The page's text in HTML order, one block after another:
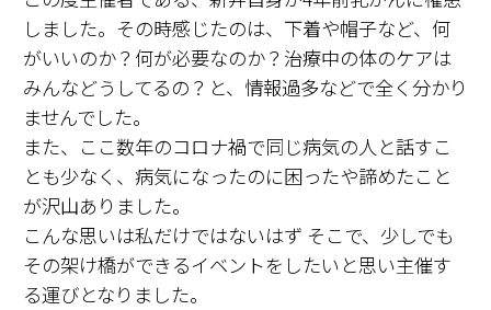
しました。その時感じたのは、下着や帽子など、何
がいいのか？何が必要なのか？治療中の体のケアは
みんなどうしてるの？と、情報過多などで全く分かり
ませんでした。
また、ここ数年のコロナ禍で同じ病気の人と話すこ
とも少なく、病気になったのに困ったや諦めたこと
が沢山ありました。
こんな思いは私だけではないはず そこで、少しでも
その架け橋ができるイベントをしたいと思い主催す
る運びとなりました。